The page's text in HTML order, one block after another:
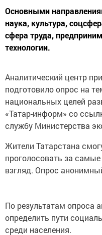
Основными
наука, культура,
сфера труда,
технологии.
Аналитический центр
подготовило опрос на
национальных целей
«Татар-информ» со
службу Министерства
Жители Татарстана
проголосовать за
взгляд. Опрос
По результатам опроса
определить пути
среди населения.